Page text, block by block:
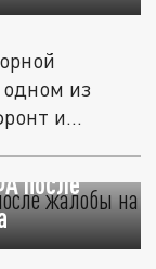
из
и...
после